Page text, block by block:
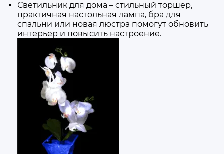
Светильник для дома – стильный торшер,
практичная настольная лампа, бра для
спальни или новая люстра помогут обновить
интерьер и повысить настроение.